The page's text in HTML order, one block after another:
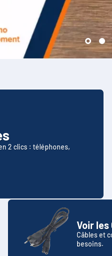
2 clics : téléphones,
Voir les
Câbles et
besoins.